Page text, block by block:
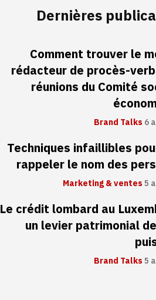
Dernières
Comment trouver le
rédacteur de procès-
réunions du Comité
Brand Talks 6
Techniques infaillibles
rappeler le nom des
Marketing & ventes5
Le crédit lombard au
un levier patrimonial
Brand Talks5